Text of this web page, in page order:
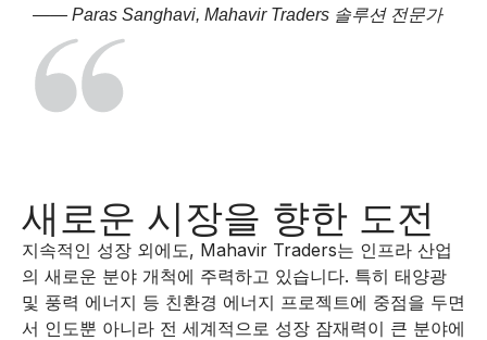
—— Paras Sanghavi, Mahavir Traders 솔루션 전문가
새로운 시장을 향한 도전
지속적인 성장 외에도, Mahavir Traders는 인프라 산업
의 새로운 분야 개척에 주력하고 있습니다. 특히 태양광
및 풍력 에너지 등 친환경 에너지 프로젝트에 중점을 두면
서 인도뿐 아니라 전 세계적으로 성장 잠재력이 큰 분야에